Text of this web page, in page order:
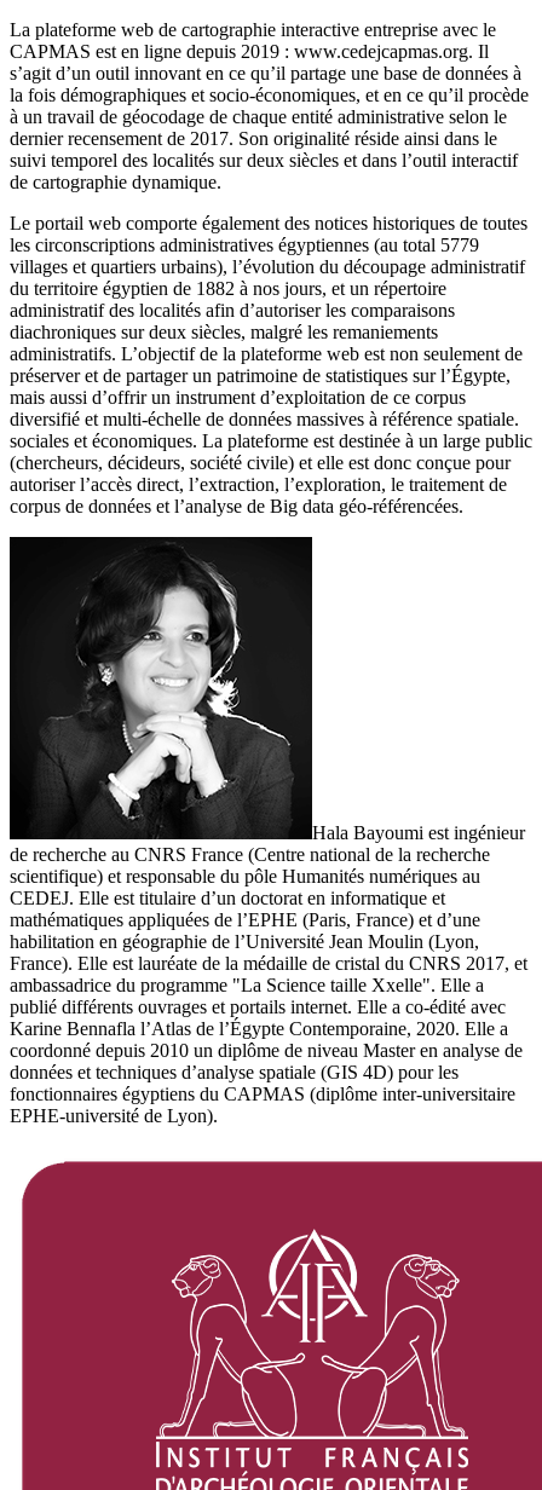
La plateforme web de cartographie interactive entreprise avec le
CAPMAS est en ligne depuis 2019 : www.cedejcapmas.org. Il
s’agit d’un outil innovant en ce qu’il partage une base de données à
la fois démographiques et socio-économiques, et en ce qu’il procède
à un travail de géocodage de chaque entité administrative selon le
dernier recensement de 2017. Son originalité réside ainsi dans le
suivi temporel des localités sur deux siècles et dans l’outil interactif
de cartographie dynamique.
Le portail web comporte également des notices historiques de toutes
les circonscriptions administratives égyptiennes (au total 5779
villages et quartiers urbains), l’évolution du découpage administratif
du territoire égyptien de 1882 à nos jours, et un répertoire
administratif des localités afin d’autoriser les comparaisons
diachroniques sur deux siècles, malgré les remaniements
administratifs. L’objectif de la plateforme web est non seulement de
préserver et de partager un patrimoine de statistiques sur l’Égypte,
mais aussi d’offrir un instrument d’exploitation de ce corpus
diversifié et multi-échelle de données massives à référence spatiale.
sociales et économiques. La plateforme est destinée à un large public
(chercheurs, décideurs, société civile) et elle est donc conçue pour
autoriser l’accès direct, l’extraction, l’exploration, le traitement de
corpus de données et l’analyse de Big data géo-référencées.
Hala Bayoumi est ingénieur
de recherche au CNRS France (Centre national de la recherche
scientifique) et responsable du pôle Humanités numériques au
CEDEJ. Elle est titulaire d’un doctorat en informatique et
mathématiques appliquées de l’EPHE (Paris, France) et d’une
habilitation en géographie de l’Université Jean Moulin (Lyon,
France). Elle est lauréate de la médaille de cristal du CNRS 2017, et
ambassadrice du programme "La Science taille Xxelle". Elle a
publié différents ouvrages et portails internet. Elle a co-édité avec
Karine Bennafla l’Atlas de l’Égypte Contemporaine, 2020. Elle a
coordonné depuis 2010 un diplôme de niveau Master en analyse de
données et techniques d’analyse spatiale (GIS 4D) pour les
fonctionnaires égyptiens du CAPMAS (diplôme inter-universitaire
EPHE-université de Lyon).